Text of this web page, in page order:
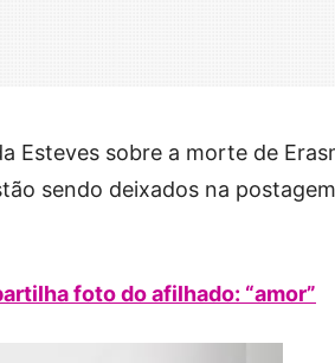
Esteves sobre a morte de
sendo deixados na
foto do afilhado: “amor”